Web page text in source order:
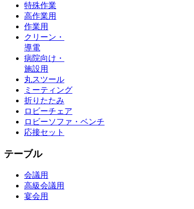
特殊作業
高作業用
作業用
クリーン・
導電
病院向け・
施設用
丸スツール
ミーティング
折りたたみ
ロビーチェア
ロビーソファ・ベンチ
応接セット
テーブル
会議用
高級会議用
宴会用